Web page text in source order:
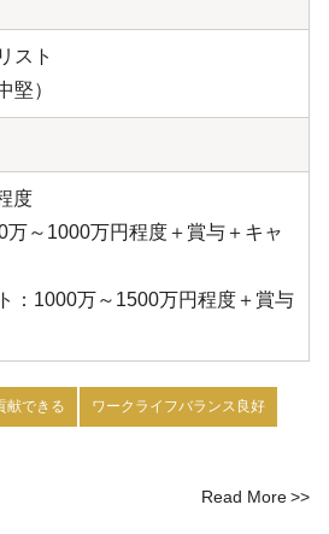
スト
堅）
度
万～1000万円程度＋賞与＋キャ
：1000万～1500万円程度＋賞与
献できる ワークライフバランス良好
Read More